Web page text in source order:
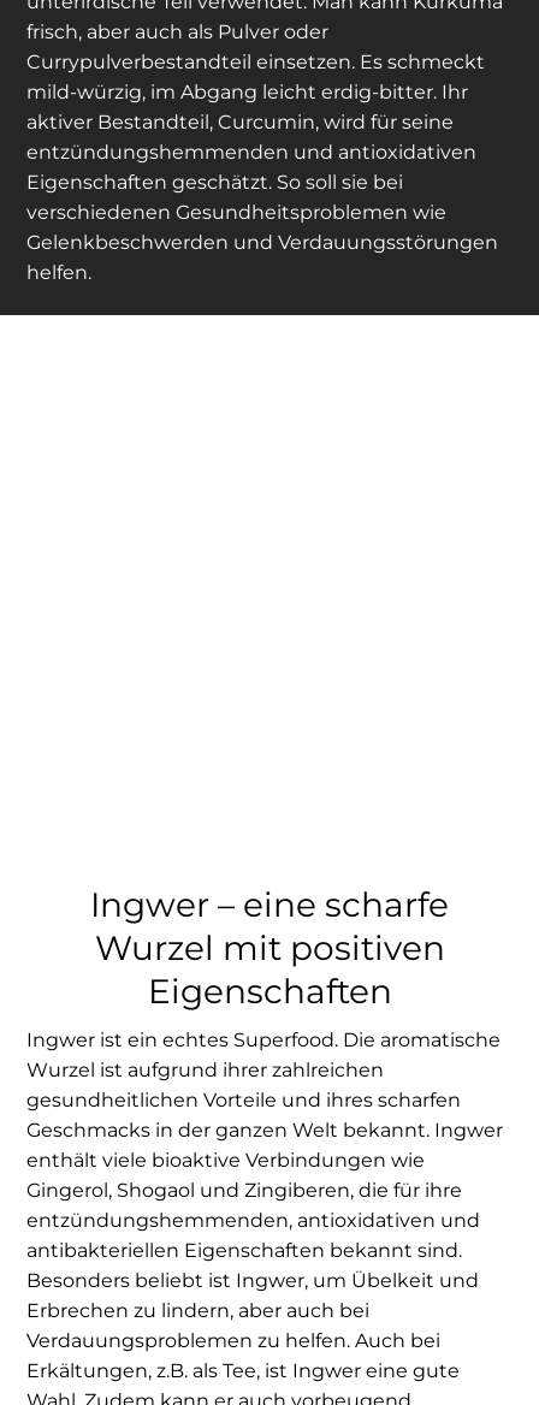
frisch, aber auch als Pulver oder
Currypulverbestandteil einsetzen. Es schmeckt
mild-würzig, im Abgang leicht erdig-bitter. Ihr
aktiver Bestandteil, Curcumin, wird für seine
entzündungshemmenden und antioxidativen
Eigenschaften geschätzt. So soll sie bei
verschiedenen Gesundheitsproblemen wie
Gelenkbeschwerden und Verdauungsstörungen
helfen.
Ingwer – eine scharfe
Wurzel mit positiven
Eigenschaften
Ingwer ist ein echtes Superfood. Die aromatische
Wurzel ist aufgrund ihrer zahlreichen
gesundheitlichen Vorteile und ihres scharfen
Geschmacks in der ganzen Welt bekannt. Ingwer
enthält viele bioaktive Verbindungen wie
Gingerol, Shogaol und Zingiberen, die für ihre
entzündungshemmenden, antioxidativen und
antibakteriellen Eigenschaften bekannt sind.
Besonders beliebt ist Ingwer, um Übelkeit und
Erbrechen zu lindern, aber auch bei
Verdauungsproblemen zu helfen. Auch bei
Erkältungen, z.B. als Tee, ist Ingwer eine gute